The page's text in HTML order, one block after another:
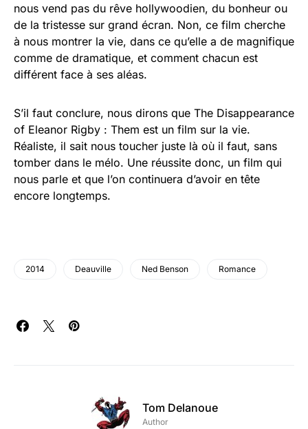
nous vend pas du rêve hollywoodien, du bonheur ou
de la tristesse sur grand écran. Non, ce film cherche
à nous montrer la vie, dans ce qu’elle a de magnifique
comme de dramatique, et comment chacun est
différent face à ses aléas.
S’il faut conclure, nous dirons que The Disappearance
of Eleanor Rigby : Them est un film sur la vie.
Réaliste, il sait nous toucher juste là où il faut, sans
tomber dans le mélo. Une réussite donc, un film qui
nous parle et que l’on continuera d’avoir en tête
encore longtemps.
2014 Deauville Ned Benson Romance
Tom Delanoue
Author